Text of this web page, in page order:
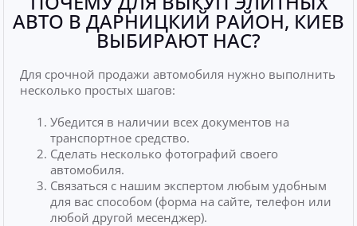
АВТО В ДАРНИЦКИЙ РАЙОН, КИЕВ
ВЫБИРАЮТ НАС?
Для срочной продажи автомобиля нужно выполнить
несколько простых шагов:
Убедится в наличии всех документов на
транспортное средство.
Сделать несколько фотографий своего
автомобиля.
Связаться с нашим экспертом любым удобным
для вас способом (форма на сайте, телефон или
любой другой месенджер).